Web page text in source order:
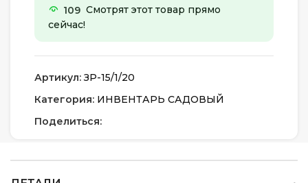
109 Смотрят этот товар прямо
сейчас!
Артикул:ЗР-15/1/20
Категория: ИНВЕНТАРЬ САДОВЫЙ
Поделиться: